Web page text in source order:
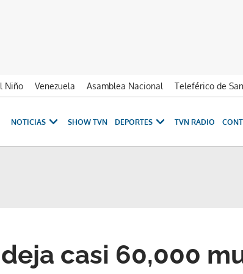
Niño Venezuela Asamblea Nacional Teleférico de
NOTICIAS SHOW TVN DEPORTES TVN RADIO
casi 60,000